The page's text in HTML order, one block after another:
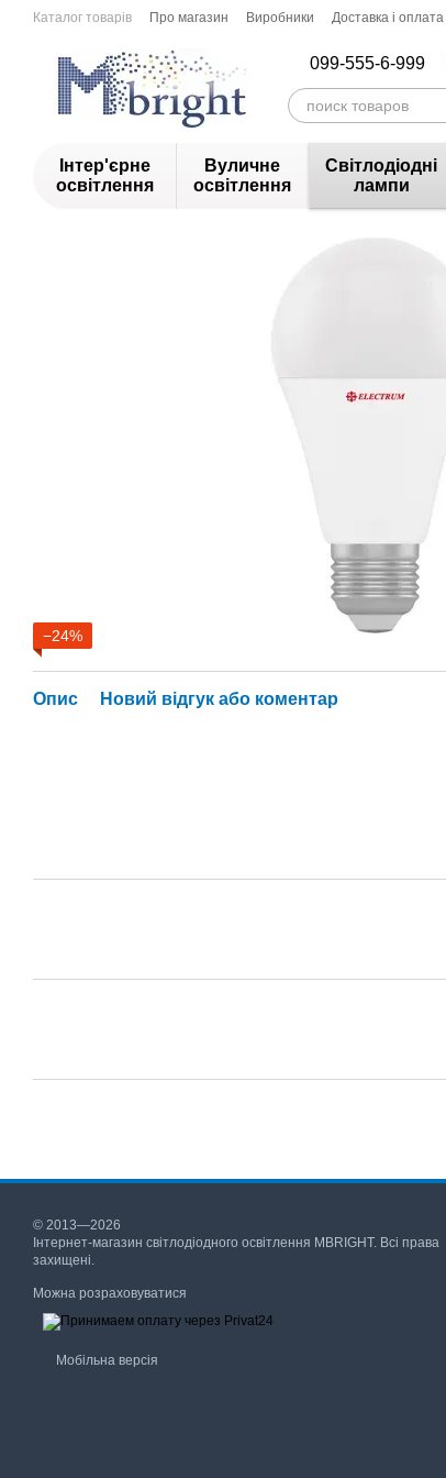
Перейти до основного контенту
Каталог товарів Про магазин Виробники Доставка і оплата
099-555-6-999
Інтер'єрне
освітлення
Вуличне
освітлення
Світлодіодні
лампи
−24%
Опис Новий відгук або коментар
© 2013—2026
Інтернет-магазин світлодіодного освітлення MBRIGHT. Всі права
захищені.
Можна розраховуватися
Мобільна версія